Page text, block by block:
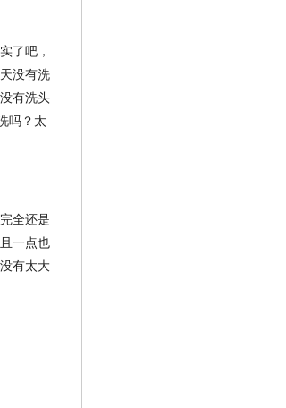
了吧，
没有洗
有洗头
吗？太
全还是
一点也
有太大